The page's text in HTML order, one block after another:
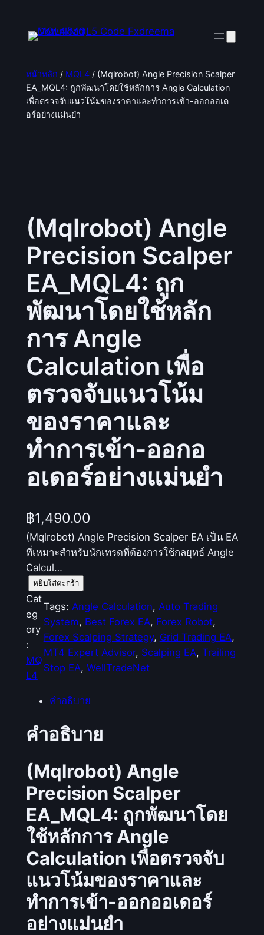
หน้าหลัก / MQL4/ (Mqlrobot) Angle Precision Scalper
EA_MQL4: ถูกพัฒนาโดยใช้หลักการ Angle Calculation
เพื่อตรวจจับแนวโน้มของราคาและทำการเข้า-ออกออเด
อร์อย่างแม่นยำ
(Mqlrobot) Angle
Precision Scalper
EA_MQL4: ถูก
พัฒนาโดยใช้หลัก
การ Angle
Calculation เพื่อ
ตรวจจับแนวโน้ม
ของราคาและ
ทำการเข้า-ออกอ
อเดอร์อย่างแม่นยำ
฿1,490.00
(Mqlrobot) Angle Precision Scalper EA เป็น EA
ที่เหมาะสำหรับนักเทรดที่ต้องการใช้กลยุทธ์ Angle
Calcul…
จำ
น
ว
น
(
M
q
b
t
A
n
g
e
P
r
e
c
หยิบใส่ตะกร้า
Cat
eg
ory
:
MQ
L4
Tags: Angle Calculation, Auto Trading
System, Best Forex EA, Forex Robot
Forex Scalping Strategy, Grid Trading EA
MT4 Expert Advisor, Scalping EA, Trailing
Stop EA, WellTradeNet
คำอธิบาย
คำอธิบาย
(Mqlrobot) Angle
Precision Scalper
EA_MQL4: ถูกพัฒนาโดย
ใช้หลักการ Angle
Calculation เพื่อตรวจจับ
แนวโน้มของราคาและ
ทำการเข้า-ออกออเดอร์
อย่างแม่นยำ